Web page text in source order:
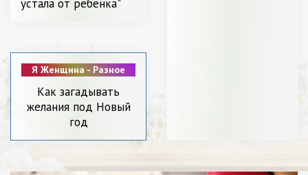
Видео. / Мода. / Диета и
устала от ребенка"
Я Женщина - Разное
С чем носить. /
Леди в Тренде. /
Битва стилистов. /
Пластическая
хирургия / Новинки.
Видео. / Мода. /
Как загадывать
желания под Новый
год